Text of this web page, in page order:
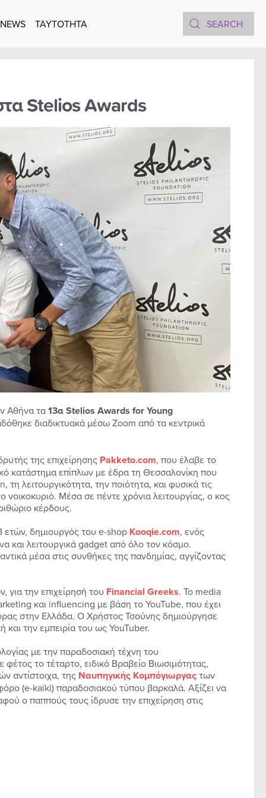
TAYTOTHTA
Stelios Awards
Αθήνα τα13α Stelios Awards for Young
διαδικτυακά μέσω Zoom από τα κεντρικά
της επιχείρησης Pakketo.com, που έλαβε το
κατάστημα επίπλων με έδρα τη Θεσσαλονίκη που
λειτουργικότητα, την ποιότητα, και φυσικά τις
νοικοκυριό. Μέσα σε πέντε χρόνια λειτουργίας, ο κος
κέρδους.
δημιουργός του e-shop Kooqie.com, ενός
και λειτουργικά gadget από όλο τον κόσμο.
μέσα στις συνθήκες της πανδημίας, αγγίζοντας
την επιχείρησή του Financial Greeks. Το media
και influencing με βάση το YouTube, που έχει
στην Ελλάδα. Ο Χρήστος Τσούνης δημιούργησε
και την εμπειρία του ως YouTuber.
με την παραδοσιακή τέχνη του
το τέταρτο, ειδικό Bραβείο Βιωσιμότητας,
αντίστοιχα, της Ναυπηγικής Κομπόγιωργαςτων
(e-kaiki) παραδοσιακού τύπου βαρκαλά. Αξίζει να
ο παππούς τους ίδρυσε την επιχείρηση στις